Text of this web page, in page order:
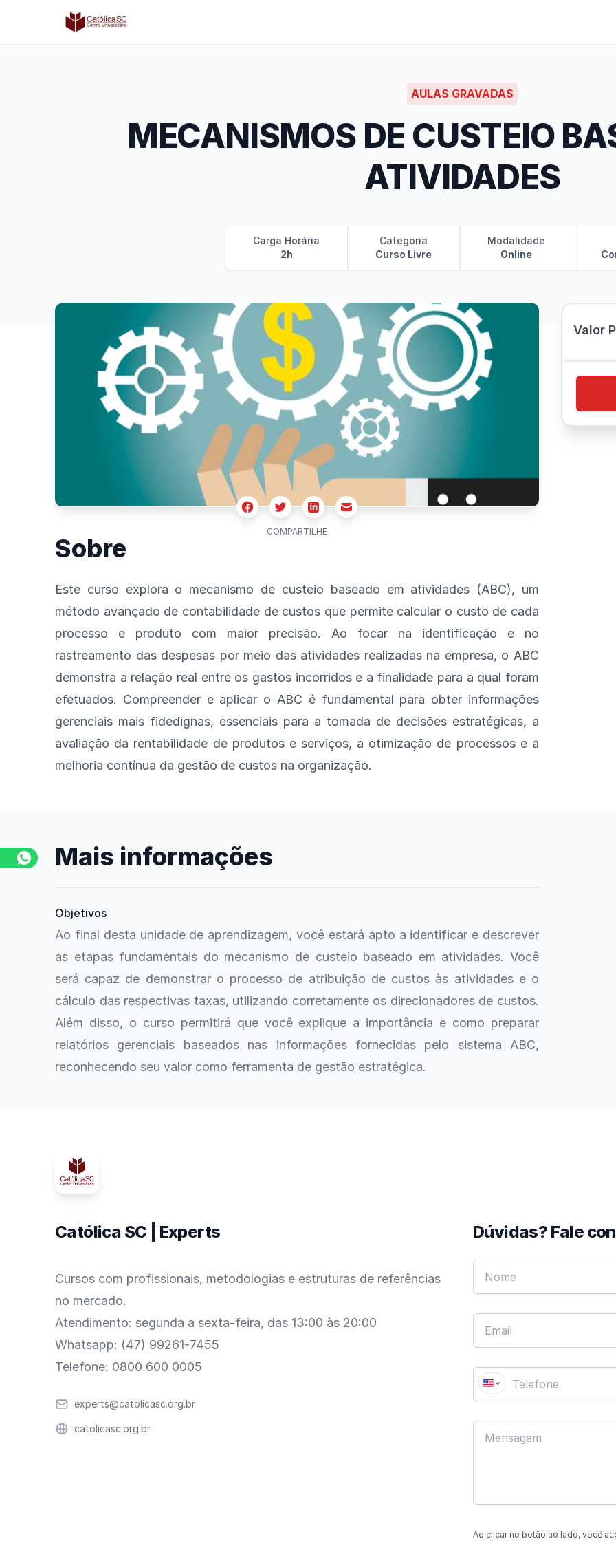
Católica SC | Experts
AULAS GRAVADAS
MECANISMOS DE CUSTEIO
ATIVIDADES
Carga Horária
2h
Categoria
Curso Livre
Modalidade
Online
FacebookTwitterLinkedinEmail
COMPARTILHE
Sobre
Este curso explora o mecanismo de custeio baseado em atividades (ABC), um
método avançado de contabilidade de custos que permite calcular o custo de cada
processo e produto com maior precisão. Ao focar na identificação e no
rastreamento das despesas por meio das atividades realizadas na empresa, o ABC
demonstra a relação real entre os gastos incorridos e a finalidade para a qual foram
efetuados. Compreender e aplicar o ABC é fundamental para obter informações
gerenciais mais fidedignas, essenciais para a tomada de decisões estratégicas, a
avaliação da rentabilidade de produtos e serviços, a otimização de processos e a
melhoria contínua da gestão de custos na organização.
Mais informações
Objetivos
Ao final desta unidade de aprendizagem, você estará apto a identificar e descrever
as etapas fundamentais do mecanismo de custeio baseado em atividades. Você
será capaz de demonstrar o processo de atribuição de custos às atividades e o
cálculo das respectivas taxas, utilizando corretamente os direcionadores de custos.
Além disso, o curso permitirá que você explique a importância e como preparar
relatórios gerenciais baseados nas informações fornecidas pelo sistema ABC,
reconhecendo seu valor como ferramenta de gestão estratégica.
Valor
Católica SC | Experts
Cursos com profissionais, metodologias e estruturas de referências
no mercado.
Atendimento: segunda a sexta-feira, das 13:00 às 20:00
Whatsapp: (47) 99261-7455
Telefone: 0800 600 0005
Emailexperts@catolicasc.org.br
Websitecatolicasc.org.br
Dúvidas? Fale
Ao clicar no botão ao lado, você